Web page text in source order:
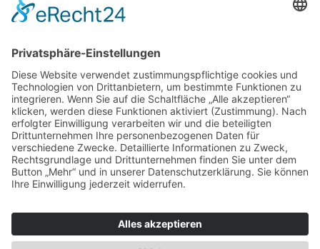
Accessoires
Kleider
Homewear
Jacken & Mäntel
Curvy
Herren
Kids
Burda Fantasy
Accessoires & Deko
NEU im Shop
SALE
Suchen